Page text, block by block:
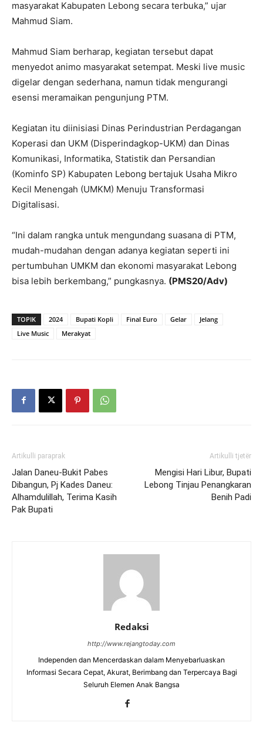
masyarakat Kabupaten Lebong secara terbuka,” ujar
Mahmud Siam.
Mahmud Siam berharap, kegiatan tersebut dapat
menyedot animo masyarakat setempat. Meski live music
digelar dengan sederhana, namun tidak mengurangi
esensi meramaikan pengunjung PTM.
Kegiatan itu diinisiasi Dinas Perindustrian Perdagangan
Koperasi dan UKM (Disperindagkop-UKM) dan Dinas
Komunikasi, Informatika, Statistik dan Persandian
(Kominfo SP) Kabupaten Lebong bertajuk Usaha Mikro
Kecil Menengah (UMKM) Menuju Transformasi
Digitalisasi.
“Ini dalam rangka untuk mengundang suasana di PTM,
mudah-mudahan dengan adanya kegiatan seperti ini
pertumbuhan UMKM dan ekonomi masyarakat Lebong
bisa lebih berkembang,” pungkasnya. (PMS20/Adv)
TOPIK 2024 Bupati Kopli Final Euro Gelar
Jelang
Live Music
Merakyat
Artikulli paraprak
Jalan Daneu-Bukit Pabes
Dibangun, Pj Kades Daneu:
Alhamdulillah, Terima Kasih
Pak Bupati
Artikulli tjetër
Mengisi Hari Libur, Bupati
Lebong Tinjau Penangkaran
Benih Padi
Redaksi
http://www.rejangtoday.com
Independen dan Mencerdaskan dalam Menyebarluaskan
Informasi Secara Cepat, Akurat, Berimbang dan Terpercaya Bagi
Seluruh Elemen Anak Bangsa